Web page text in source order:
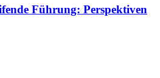
Führung: Perspektiven